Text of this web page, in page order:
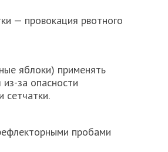
— провокация рвотного
яблоки) применять
за опасности
сетчатки.
пробами